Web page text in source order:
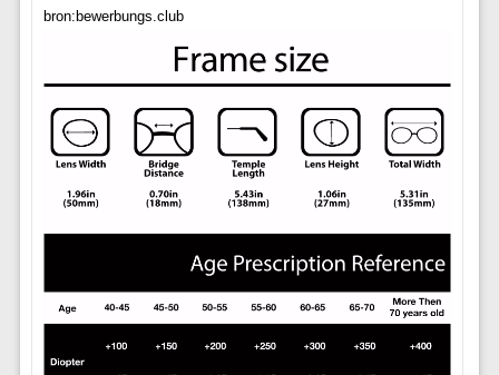
bron:bewerbungs.club